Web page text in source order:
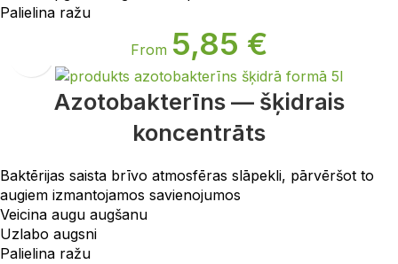
Palielina ražu
From 5,85 €
Azotobakterīns — šķidrais
koncentrāts
Baktērijas saista brīvo atmosfēras slāpekli, pārvēršot to
augiem izmantojamos savienojumos
Veicina augu augšanu
Uzlabo augsni
Palielina ražu